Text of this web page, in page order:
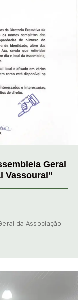
Geral
Vassoural”
da Associação